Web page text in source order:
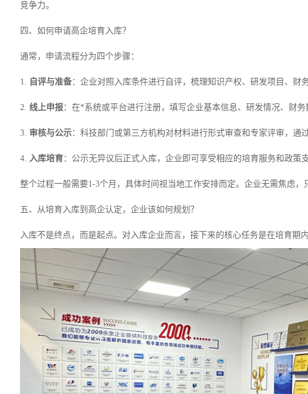
竞争力。
四、如何申请高企培育入库？
通常，申请流程分为四个步骤：
1. 自评与准备：企业对照入库条件进行自评，梳理知识产权、研发项目、财
2. 线上申报：在*系统或平台进行注册，填写企业基本信息、研发情况、财务
3. 审核与公示：科技部门或第三方机构对材料进行形式审查和专家评审，通
4. 入库培育：公示无异议后正式入库，企业即可享受相应的培育服务和政策支
整个过程一般需要1-3个月，具体时间视当地工作安排而定。企业无需焦虑，
五、从培育入库到高企认定，企业该如何规划？
入库不是终点，而是起点。对入库企业而言，接下来的核心任务是在培育期